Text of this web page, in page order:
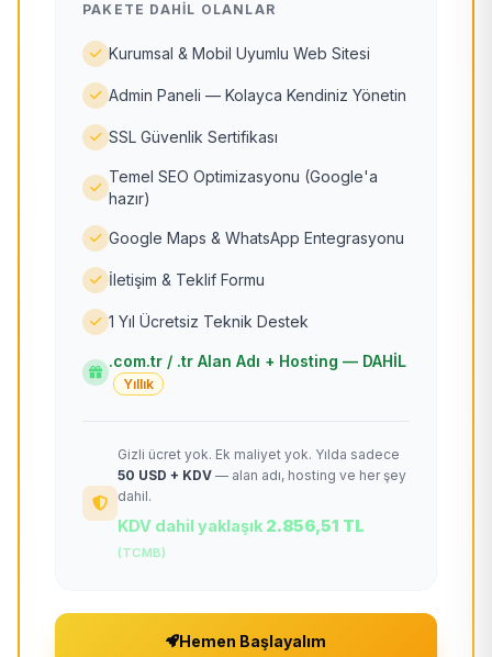
PAKETE DAHIL OLANLAR
Kurumsal & Mobil Uyumlu Web Sitesi
Admin Paneli — Kolayca Kendiniz Yönetin
SSL Güvenlik Sertifikası
Temel SEO Optimizasyonu (Google'a
hazır)
Google Maps & WhatsApp Entegrasyonu
İletişim & Teklif Formu
1 Yıl Ücretsiz Teknik Destek
.com.tr / .tr Alan Adı + Hosting — DAHİL
Yıllık
Gizli ücret yok. Ek maliyet yok. Yılda sadece
50 USD + KDV — alan adı, hosting ve her şey
dahil.
KDV dahil yaklaşık 2.856,51 TL
(TCMB)
Hemen Başlayalım